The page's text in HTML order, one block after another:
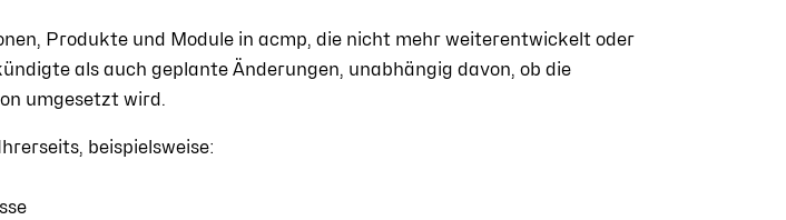
Produkte und Module in acmp, die nicht mehr weiterentwickelt oder
als auch geplante Änderungen, unabhängig davon, ob die
umgesetzt wird.
beispielsweise: